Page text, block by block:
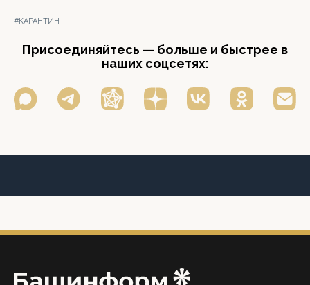
#КАРАНТИН
Присоединяйтесь — больше и быстрее в
наших соцсетях: